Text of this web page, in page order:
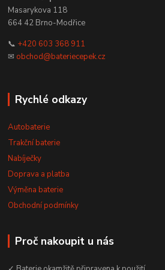
Masarykova 118
664 42 Brno-Modřice
📞 +420 603 368 911
✉ obchod@bateriecepek.cz
Rychlé odkazy
Autobaterie
Trakční baterie
Nabíječky
Doprava a platba
Výměna baterie
Obchodní podmínky
Proč nakoupit u nás